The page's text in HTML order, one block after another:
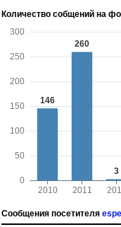
Количество собщений на
Сообщения посетителя